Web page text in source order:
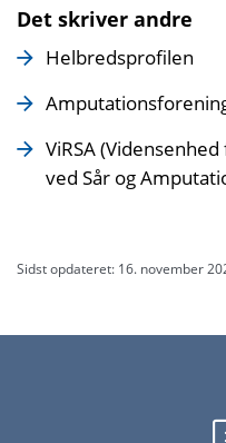
Det skriver andre
Helbredsprofilen
ViRSA
ved Sår og
Sidst opdateret: 16. november